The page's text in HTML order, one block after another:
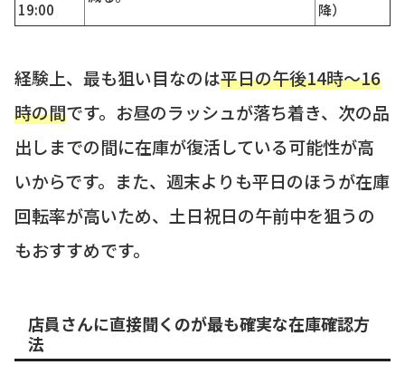
19:00
降）
経験上、最も狙い目なのは平日の午後14時〜16
時の間です。お昼のラッシュが落ち着き、次の品
出しまでの間に在庫が復活している可能性が高
いからです。また、週末よりも平日のほうが在庫
回転率が高いため、土日祝日の午前中を狙うの
もおすすめです。
店員さんに直接聞くのが最も確実な在庫確認方
法